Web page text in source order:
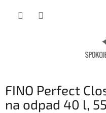
FINO Perfect
na odpad 40 l,